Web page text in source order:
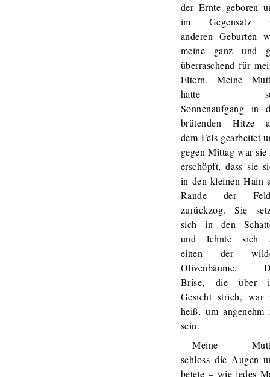
der Ernte geboren
im Gegensatz
anderen Geburten
meine ganz und
überraschend für
Eltern. Meine
hatte
Sonnenaufgang in
brütenden Hitze
dem Fels gearbeitet
gegen Mittag war sie
erschöpft, dass sie
in den kleinen Hain
Rande der
zurückzog. Sie
sich in den
und lehnte sich
einen der
Olivenbäume.
Brise, die über
Gesicht strich, war
heiß, um angenehm
sein.
Meine
schloss die Augen
betete – wie jedes